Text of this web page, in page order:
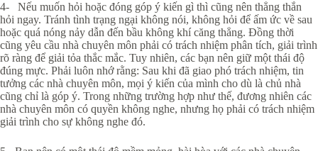
4- Nếu muốn hỏi hoặc đóng góp ý kiến gì thì cũng nên thẳng thắn
hỏi ngay. Tránh tình trạng ngại không nói, không hỏi để ấm ức về sau
hoặc quá nóng nảy dẫn đến bầu không khí căng thẳng. Đồng thời
cũng yêu cầu nhà chuyên môn phải có trách nhiệm phân tích, giải trình
rõ ràng để giải tỏa thắc mắc. Tuy nhiên, các bạn nên giữ một thái độ
đúng mực. Phải luôn nhớ rằng: Sau khi đã giao phó trách nhiệm, tin
tưởng các nhà chuyên môn, mọi ý kiến của mình cho dù là chủ nhà
cũng chỉ là góp ý. Trong những trường hợp như thế, đương nhiên các
nhà chuyên môn có quyền không nghe, nhưng họ phải có trách nhiệm
giải trình cho sự không nghe đó.